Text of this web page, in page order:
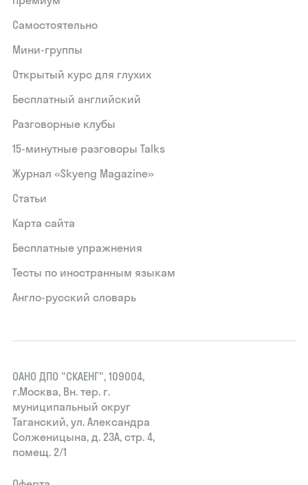
Самостоятельно
Мини-группы
Открытый курс для глухих
Бесплатный английский
Разговорные клубы
15‑минутные разговоры Talks
Журнал «Skyeng Magazine»
Статьи
Карта сайта
Бесплатные упражнения
Тесты по иностранным языкам
Англо-русский словарь
ОАНО ДПО "СКАЕНГ", 109004,
г.Москва, Вн. тер. г.
муниципальный округ
Таганский, ул. Александра
Солженицына, д. 23А, стр. 4,
помещ. 2/1